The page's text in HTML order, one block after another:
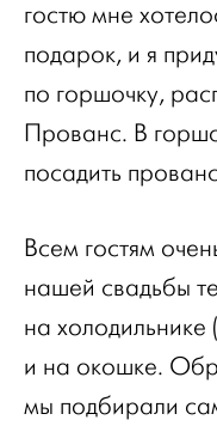
гостю мне
подарок, и я
по горшочку,
Прованс. В
посадить
Всем гостям
нашей свадьбы
на холодильнике
и на окошке.
мы подбирали